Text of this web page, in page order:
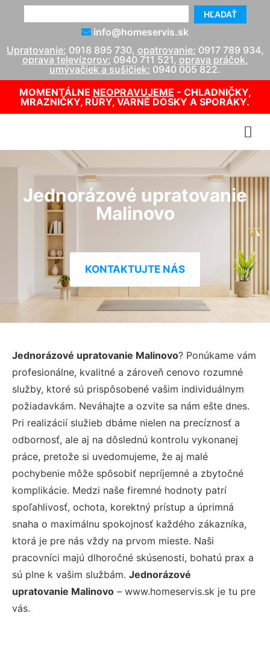
HĽADAŤ
info@homeservis.sk
Upratovanie: 0918 895 730, opatrovanie: 0917 789 934,
oprava televízorov: 0940 711 521, oprava práčok,
umývačiek a sušičiek: 0940 005 822.
MOMENTÁLNE NEOPRAVUJEME - CHLADNIČKY,
MRAZNIČKY, RÚRY, VARNÉ DOSKY A SPORÁKY.
Jednorázové upratovanie
Malinovo
KONTAKTUJTE NÁS
Jednorázové upratovanie Malinovo? Ponúkame vám
profesionálne, kvalitné a zároveň cenovo rozumné
služby, ktoré sú prispôsobené vašim individuálnym
požiadavkám. Neváhajte a ozvite sa nám ešte dnes.
Pri realizácií služieb dbáme nielen na precíznosť a
odbornosť, ale aj na dôslednú kontrolu vykonanej
práce, pretože si uvedomujeme, že aj malé
pochybenie môže spôsobiť nepríjemné a zbytočné
komplikácie. Medzi naše firemné hodnoty patrí
spoľahlivosť, ochota, korektný prístup a úprimná
snaha o maximálnu spokojnosť každého zákazníka,
ktorá je pre nás vždy na prvom mieste. Naši
pracovníci majú dlhoročné skúsenosti, bohatú prax a
sú plne k vašim službám. Jednorázové
upratovanie Malinovo – www.homeservis.sk je tu pre
vás.